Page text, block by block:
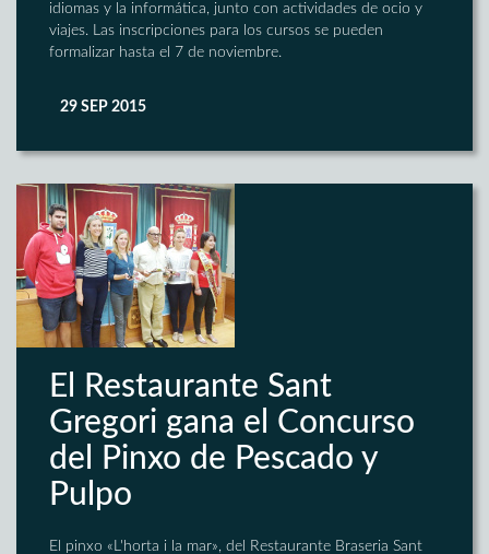
idiomas y la informática, junto con actividades de ocio y
viajes. Las inscripciones para los cursos se pueden
formalizar hasta el 7 de noviembre.
29 SEP 2015
El Restaurante Sant
Gregori gana el Concurso
del Pinxo de Pescado y
Pulpo
El pinxo «L'horta i la mar», del Restaurante Braseria Sant